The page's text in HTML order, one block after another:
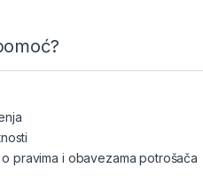
pravima i obavezama potrošača